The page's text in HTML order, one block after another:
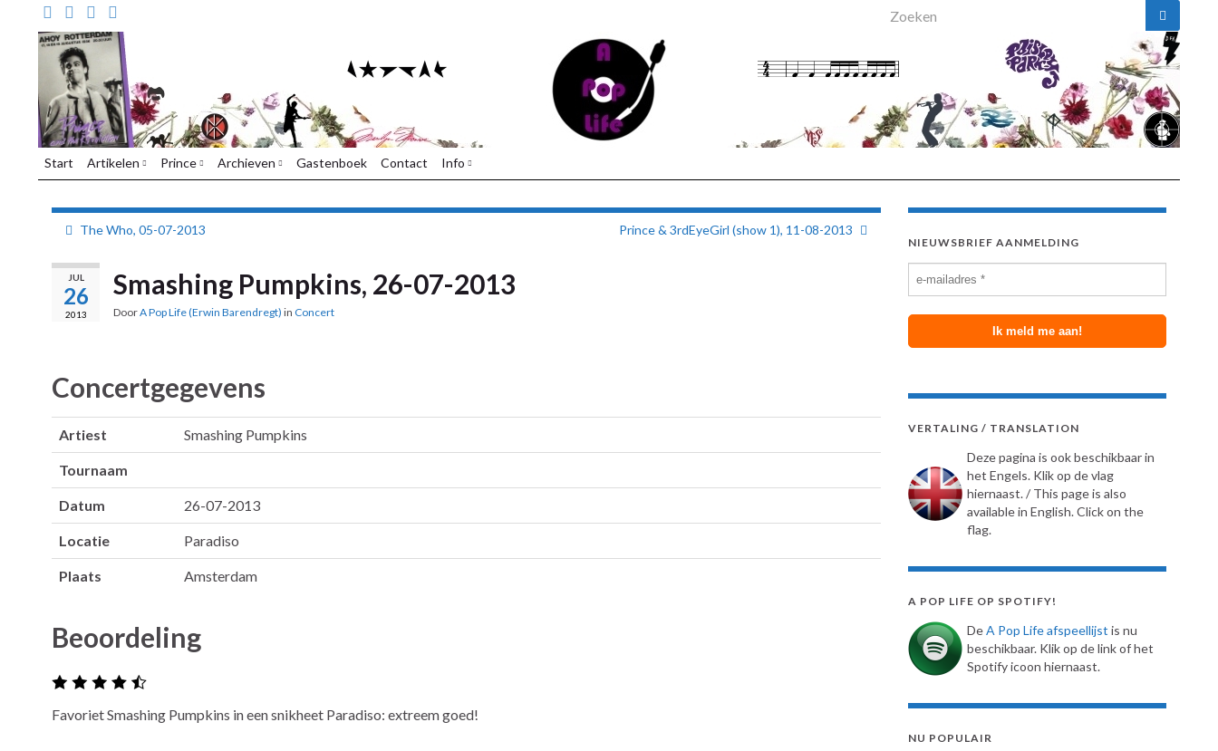
Search for:
Start Artikelen Prince Archieven Gastenboek Contact Info
The Who, 05-07-2013 Prince & 3rdEyeGirl (show 1), 11-08-2013
JUL
26
2013
Smashing Pumpkins, 26-07-2013
DoorA Pop Life (Erwin Barendregt) in Concert
Concertgegevens
Artiest Smashing Pumpkins
Tournaam
Datum 26-07-2013
Locatie Paradiso
Plaats Amsterdam
Beoordeling
Favoriet Smashing Pumpkins in een snikheet Paradiso: extreem goed!
NIEUWSBRIEF AANMELDING
VERTALING / TRANSLATION
Deze pagina is ook beschikbaar in
het Engels. Klik op de vlag
hiernaast. / This page is also
available in English. Click on the
flag.
A POP LIFE OP SPOTIFY!
DeA Pop Life afspeellijst is nu
beschikbaar. Klik op de link of het
Spotify icoon hiernaast.
NU POPULAIR